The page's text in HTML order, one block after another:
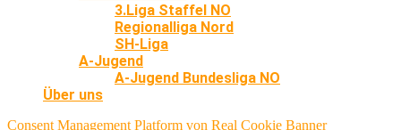
3.Liga Staffel NO
Regionalliga Nord
SH-Liga
A-Jugend
A-Jugend Bundesliga NO
Über uns
Consent Management Platform von Real Cookie Banner